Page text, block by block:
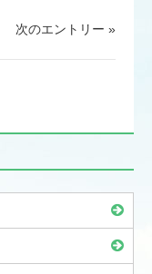
次のエントリー »